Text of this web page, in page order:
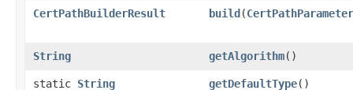
CertPathBuilderResult build(
String getAlgorithm()
static String getDefaultType()